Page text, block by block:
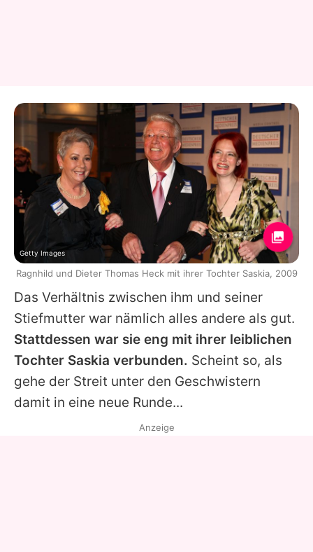
Das Verhältnis zwischen ihm und seiner
Stiefmutter war nämlich alles andere als gut.
Stattdessen war sie eng mit ihrer leiblichen
Tochter Saskia verbunden. Scheint so, als
gehe der Streit unter den Geschwistern
damit in eine neue Runde...
Getty Images
Ragnhild und Dieter Thomas Heck mit ihrer Tochter Saskia, 2009
Anzeige